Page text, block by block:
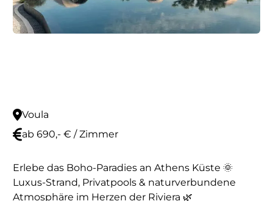
Voula
ab 690,- € / Zimmer
Erlebe das Boho-Paradies an Athens Küste 🌞
Luxus-Strand, Privatpools & naturverbundene
Atmosphäre im Herzen der Riviera 🌿